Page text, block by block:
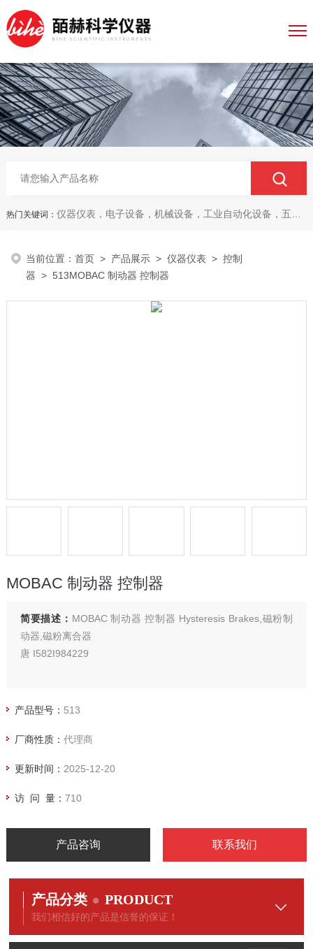
热门关键词： 仪器仪表，电子设备，机械设备，工业自动化设备，五金产品，电线电缆，金属材料，电子
当前位置：首页 > 产品展示 >仪器仪表 >控制
器 > 513MOBAC 制动器 控制器
MOBAC 制动器 控制器
简要描述： MOBAC 制动器 控制器 Hysteresis Brakes,磁粉制
动器,磁粉离合器
唐 I582I984229
产品型号： 513
厂商性质： 代理商
更新时间： 2025-12-20
访 问 量： 710
产品咨询 联系我们
产品分类 PRODUCT
我们相信好的产品是信誉的保证！